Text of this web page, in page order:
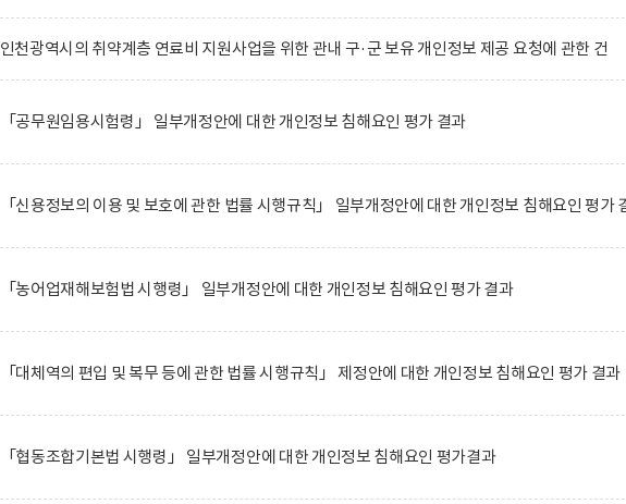
인천광역시의 취약계층 연료비 지원사업을 위한 관내 구·군 보유 개인정보 제공 요청에 관한 건
「공무원임용시험령」 일부개정안에 대한 개인정보 침해요인 평가 결과
「신용정보의 이용 및 보호에 관한 법률 시행규칙」 일부개정안에 대한 개인정보 침해요인 평가
「농어업재해보험법 시행령」 일부개정안에 대한 개인정보 침해요인 평가 결과
「대체역의 편입 및 복무 등에 관한 법률 시행규칙」 제정안에 대한 개인정보 침해요인 평가 결과
「협동조합기본법 시행령」 일부개정안에 대한 개인정보 침해요인 평가결과